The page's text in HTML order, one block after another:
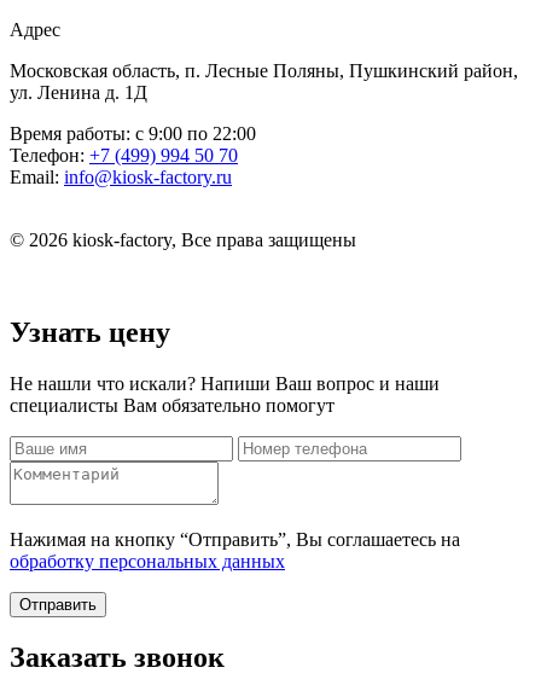
Адрес
Московская область, п. Лесные Поляны, Пушкинский район,
ул. Ленина д. 1Д
Время работы: с 9:00 по 22:00
Телефон: +7 (499) 994 50 70
Email: info@kiosk-factory.ru
© 2026 kiosk-factory, Все права защищены
Узнать цену
Не нашли что искали? Напиши Ваш вопрос и наши
специалисты Вам обязательно помогут
Нажимая на кнопку “Отправить”, Вы соглашаетесь на
обработку персональных данных
Отправить
Заказать звонок